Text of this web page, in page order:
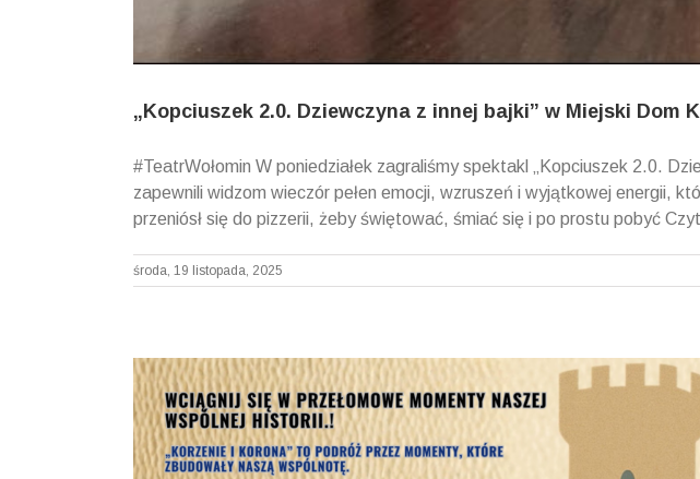
„Kopciuszek 2.0. Dziewczyna z innej bajki” w Miejski Dom
#TeatrWołomin W poniedziałek zagraliśmy spektakl „Kopciuszek 2.0.
zapewnili widzom wieczór pełen emocji, wzruszeń i wyjątkowej energii,
przeniósł się do pizzerii, żeby świętować, śmiać się i po prostu pobyć
środa, 19 listopada, 2025